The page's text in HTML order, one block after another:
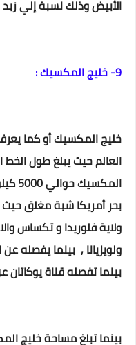
الأبيض وذلك نسبة إلي زبد
9- خليج المكسيك :
خليج المكسيك أو كما
العالم حيث يبلغ طول الخط
بحر أمريكا شبة مغلق
ولاية فلوريدا و تكساس
ولويزيانا , بينما يفصله
بينما تفصله قناة يوكاتان